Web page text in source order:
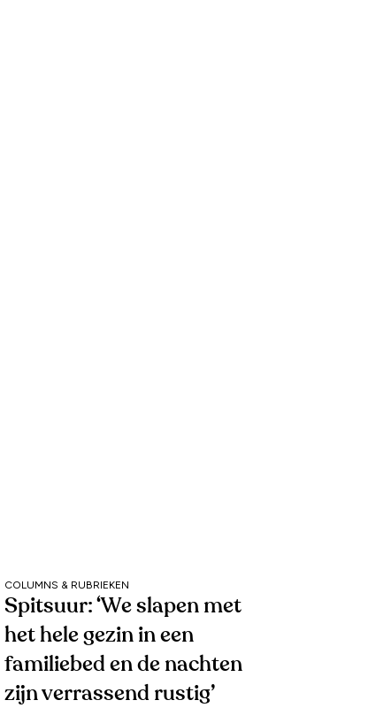
COLUMNS & RUBRIEKEN
Spitsuur: ‘We slapen met
het hele gezin in een
familiebed en de nachten
zijn verrassend rustig’